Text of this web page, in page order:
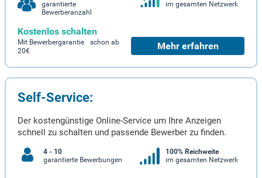
garantierte
Bewerberanzahl
im gesamten Netzwerk
Kostenlos schalten
Mit Bewerbergarantie schon ab
20€
Mehr erfahren
Self-Service:
Der kostengünstige Online-Service um Ihre Anzeigen
schnell zu schalten und passende Bewerber zu finden.
4 - 10
garantierte Bewerbungen
100% Reichweite
im gesamten Netzwerk